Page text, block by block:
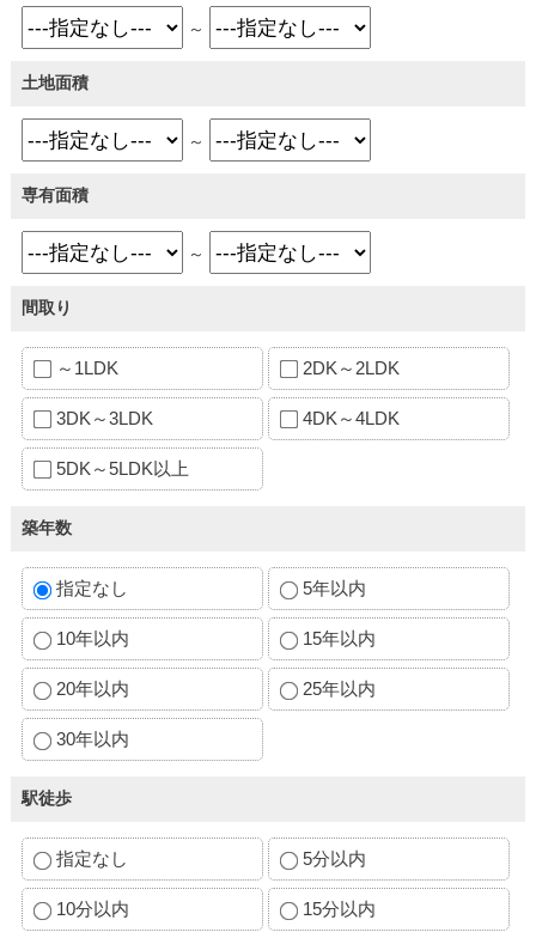
～
土地面積
～
専有面積
～
間取り
～1LDK 2DK～2LDK
3DK～3LDK 4DK～4LDK
5DK～5LDK以上
築年数
指定なし 5年以内
10年以内 15年以内
20年以内 25年以内
30年以内
駅徒歩
指定なし 5分以内
10分以内 15分以内